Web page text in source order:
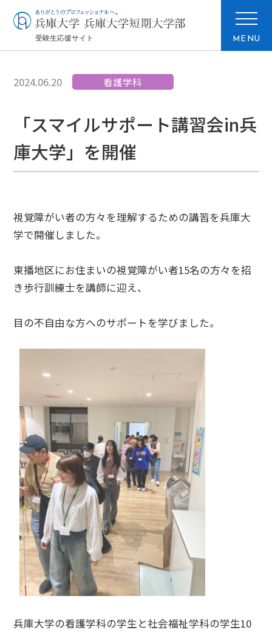
MENU
2024.06.20 看護学科
「スマイルサポート講習会in兵
庫大学」を開催
視覚障がい者の方々を理解するための講習を兵庫大
学で開催しました。
東播地区にお住まいの視覚障がい者15名の方々を招
き歩行訓練士を講師に迎え、
目の不自由な方へのサポートを学びました。
兵庫大学の看護学科の学生と社会福祉学科の学生10